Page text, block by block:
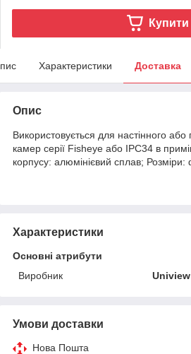
Купити
Характеристики Доставка
Опис
Використовується для настінного або
камер серії Fisheye або IPC34 в
корпусу: алюмінієвий сплав;
Характеристики
Основні атрибути
Виробник
Uniview
Умови доставки
Нова Пошта